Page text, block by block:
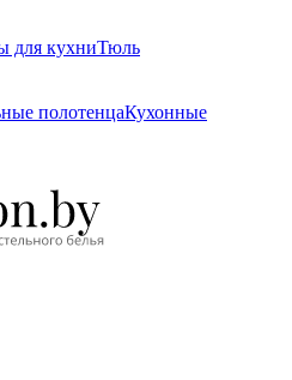
для кухниТюль
полотенцаКухонные